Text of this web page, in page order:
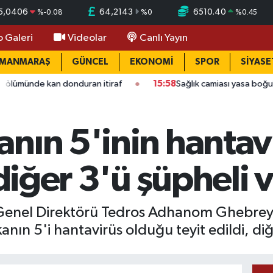
%-0.08 64,2143 %0 6510.40 %0.45
Galeri Videolar Canlı Yayın
GÜNCEL EKONOMİ SPOR
donduran itiraf 15:58 Sağlık camiası yasa boğuldu:
5'inin
3'ü şüpheli
Direktörü Tedros Adhanom
5'i hantavirüs olduğu teyit edildi,